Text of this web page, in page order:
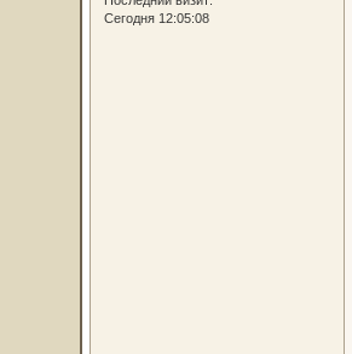
Сегодня 12:05:08